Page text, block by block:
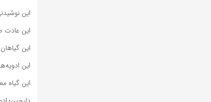
این
این عادت
این
این
این گیاه